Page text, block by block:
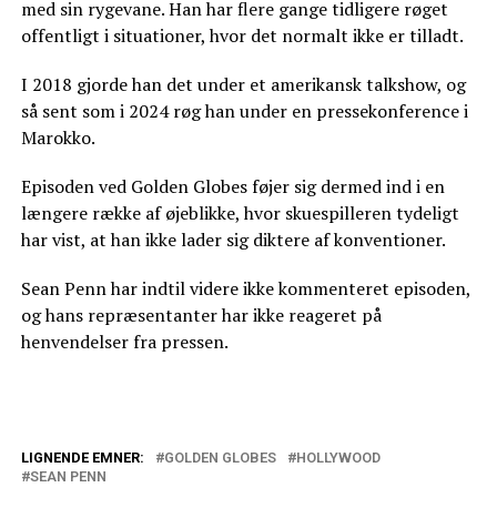
med sin rygevane. Han har flere gange tidligere røget
offentligt i situationer, hvor det normalt ikke er tilladt.
I 2018 gjorde han det under et amerikansk talkshow, og
så sent som i 2024 røg han under en pressekonference i
Marokko.
Episoden ved Golden Globes føjer sig dermed ind i en
længere række af øjeblikke, hvor skuespilleren tydeligt
har vist, at han ikke lader sig diktere af konventioner.
Sean Penn har indtil videre ikke kommenteret episoden,
og hans repræsentanter har ikke reageret på
henvendelser fra pressen.
Skadestuen: Clooney og Wyle i rørende
LIGNENDE EMNER: GOLDEN GLOBES
HOLLYWOOD
SEAN PENN